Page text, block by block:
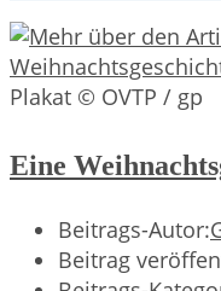
Plakat © OVTP / gp
Eine
Beitrags-Autor:
Beitrag